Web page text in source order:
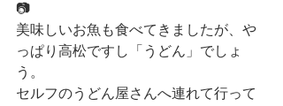
📷
美味しいお魚も食べてきましたが、や
っぱり高松ですし「うどん」でしょ
う。
セルフのうどん屋さんへ連れて行って